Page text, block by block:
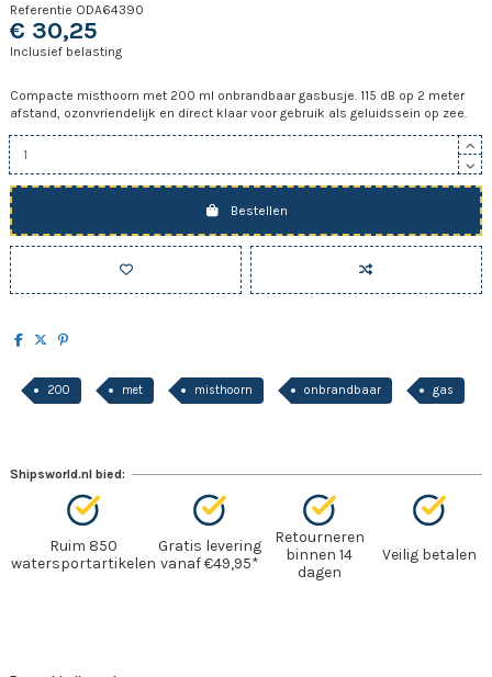
Referentie ODA64390
€ 30,25
Inclusief belasting
Compacte misthoorn met 200 ml onbrandbaar gasbusje. 115 dB op 2 meter
afstand, ozonvriendelijk en direct klaar voor gebruik als geluidssein op zee.
Bestellen
200 met misthoorn onbrandbaar gas
Shipsworld.nl bied:
Ruim 850
watersportartikelen
Gratis levering
vanaf €49,95*
Retourneren
binnen 14
dagen
Veilig betalen